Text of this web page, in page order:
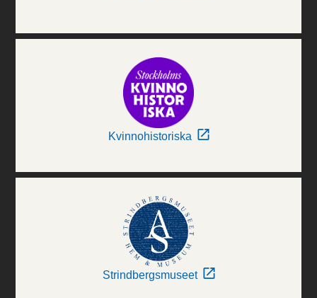
Kvinnohistoriska
Strindbergsmuseet